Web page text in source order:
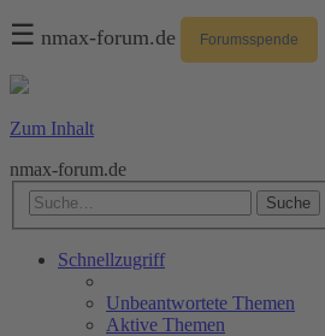
☰ nmax-forum.de Forumsspende
Zum Inhalt
nmax-forum.de
Suche
Schnellzugriff
Unbeantwortete Themen
Aktive Themen